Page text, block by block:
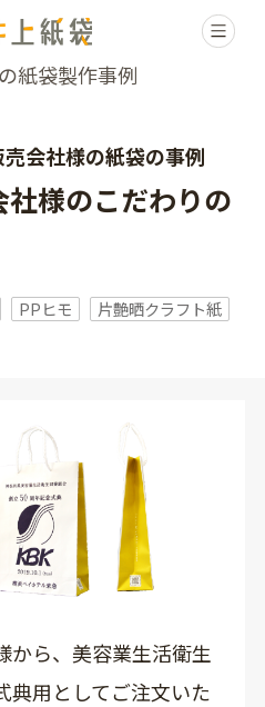
紙袋製作事例
会社様の紙袋の事例
様のこだわりの
PPヒモ
片艶晒クラフト紙
から、美容業生活衛生
典用としてご注文いた